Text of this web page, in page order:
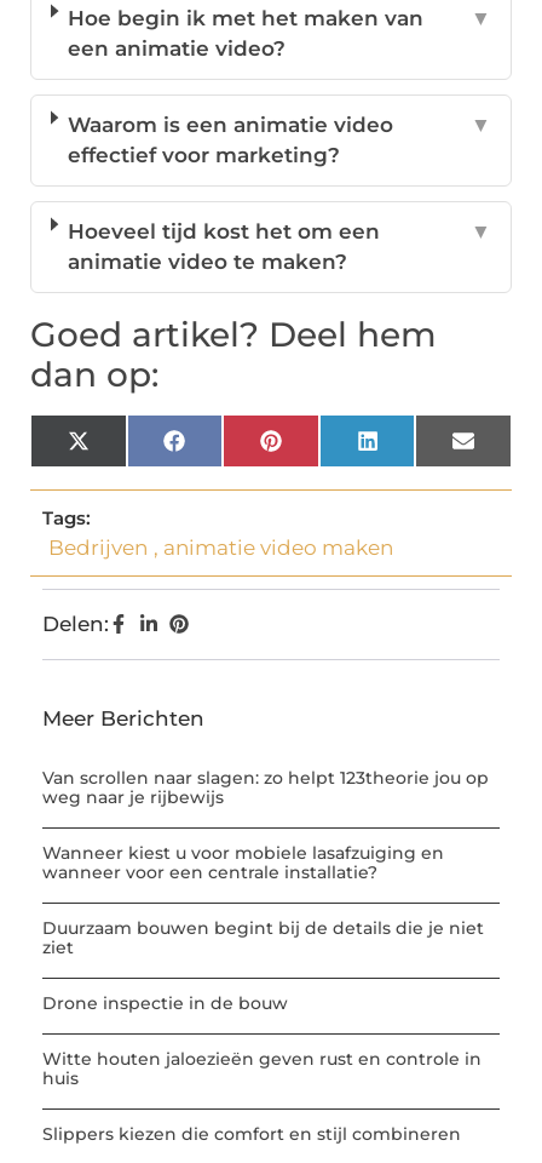
Hoe begin ik met het maken van
een animatie video?
▼
Waarom is een animatie video
effectief voor marketing?
▼
Hoeveel tijd kost het om een
animatie video te maken?
▼
Goed artikel? Deel hem
dan op:
X
(Twitter)
FacebookPinterestLinkedInEmail
Tags:
Bedrijven , animatie video maken
Delen:
Meer Berichten
Van scrollen naar slagen: zo helpt 123theorie jou op
weg naar je rijbewijs
Wanneer kiest u voor mobiele lasafzuiging en
wanneer voor een centrale installatie?
Duurzaam bouwen begint bij de details die je niet
ziet
Drone inspectie in de bouw
Witte houten jaloezieën geven rust en controle in
huis
Slippers kiezen die comfort en stijl combineren